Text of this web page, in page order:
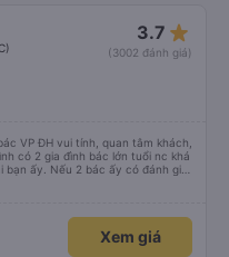
3.7 star_rate
(3002 đánh giá)
VP ĐH vui tính, quan tâm khách,
ấy. Nếu 2 bác ấy có đánh giá
rất đúng. 2 bác nói rất to. To
liên hệ sđt của mình, mình hỗ
16/1. À các bạn nữ lễ tân xinh
còn note là (một mình) yêu
Xem giá